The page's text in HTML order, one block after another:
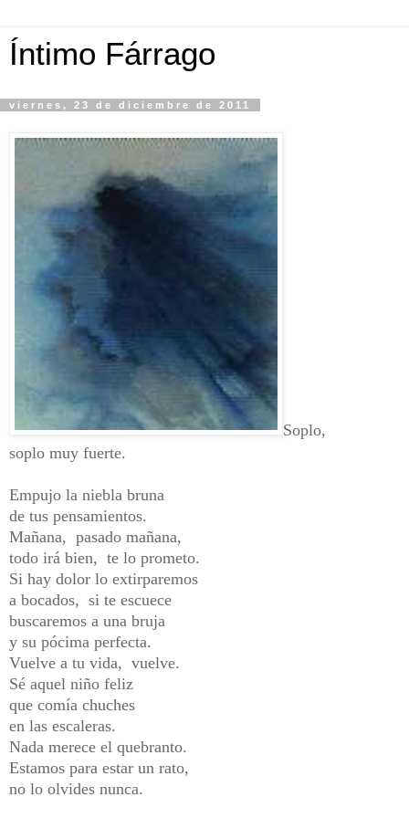
Íntimo Fárrago
viernes, 23 de diciembre de 2011
Soplo,
soplo muy fuerte.
Empujo la niebla bruna
de tus pensamientos.
Mañana, pasado mañana,
todo irá bien, te lo prometo.
Si hay dolor lo extirparemos
a bocados, si te escuece
buscaremos a una bruja
y su pócima perfecta.
Vuelve a tu vida, vuelve.
Sé aquel niño feliz
que comía chuches
en las escaleras.
Nada merece el quebranto.
Estamos para estar un rato,
no lo olvides nunca.